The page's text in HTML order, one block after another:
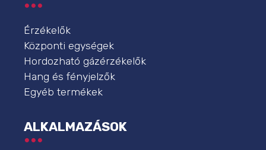
Érzékelők
Központi egységek
Hordozható gázérzékelők
Hang és fényjelzők
Egyéb termékek
ALKALMAZÁSOK